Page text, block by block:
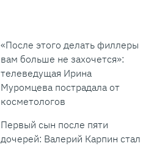
«После этого делать филлеры
вам больше не захочется»:
телеведущая Ирина
Муромцева пострадала от
косметологов
Первый сын после пяти
дочерей: Валерий Карпин стал